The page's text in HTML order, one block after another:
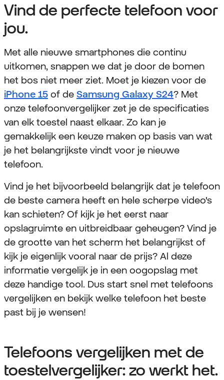
Vind de perfecte telefoon voor
jou.
Met alle nieuwe smartphones die continu
uitkomen, snappen we dat je door de bomen
het bos niet meer ziet. Moet je kiezen voor de
iPhone 15 of de Samsung Galaxy S24? Met
onze telefoonvergelijker zet je de specificaties
van elk toestel naast elkaar. Zo kan je
gemakkelijk een keuze maken op basis van wat
je het belangrijkste vindt voor je nieuwe
telefoon.
Vind je het bijvoorbeeld belangrijk dat je telefoon
de beste camera heeft en hele scherpe video's
kan schieten? Of kijk je het eerst naar
opslagruimte en uitbreidbaar geheugen? Vind je
de grootte van het scherm het belangrijkst of
kijk je eigenlijk vooral naar de prijs? Al deze
informatie vergelijk je in een oogopslag met
deze handige tool. Dus start snel met telefoons
vergelijken en bekijk welke telefoon het beste
past bij je wensen!
Telefoons vergelijken met de
toestelvergelijker: zo werkt het.